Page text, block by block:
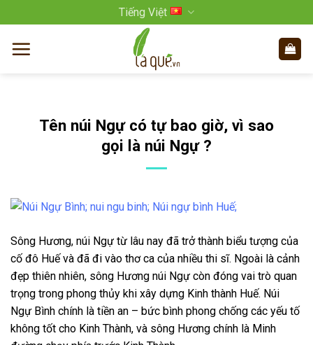
qua
nội
Tiếng Việt
Tên núi Ngự có tự bao giờ, vì sao
gọi là núi Ngự ?
Sông Hương, núi Ngự từ lâu nay đã trở thành biểu tượng của
cố đô Huế và đã đi vào thơ ca của nhiều thi sĩ. Ngoài là cảnh
đẹp thiên nhiên, sông Hương núi Ngự còn đóng vai trò quan
trọng trong phong thủy khi xây dựng Kinh thành Huế. Núi
Ngự Bình chính là tiền an – bức bình phong chống các yếu tố
không tốt cho Kinh Thành, và sông Hương chính là Minh